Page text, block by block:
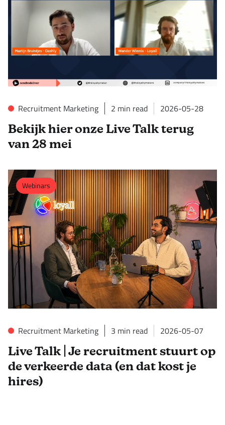
Recruitment Marketing 2 min read 2026-05-28
Bekijk hier onze Live Talk terug
van 28 mei
Webinars
Recruitment Marketing 3 min read 2026-05-07
Live Talk | Je recruitment stuurt op
de verkeerde data (en dat kost je
hires)